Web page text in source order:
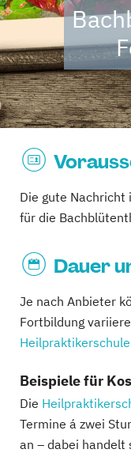
Die gute Nachricht
für die
Dauer
Je nach Anbieter
Fortbildung
Beispiele für
Die
Termine á zwei
an – dabei handelt